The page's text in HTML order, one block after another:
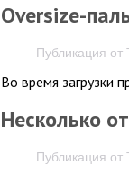
Oversize-
Публикация
Во время загрузки
Несколько
Публикация